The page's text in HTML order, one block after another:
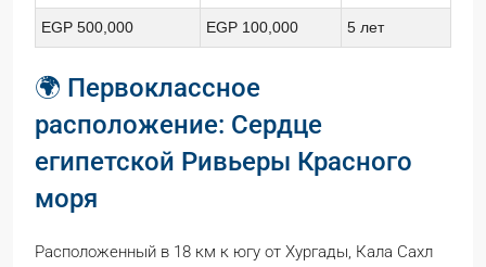
EGP 500,000 EGP 100,000 5 лет
🌍 Первоклассное
расположение: Сердце
египетской Ривьеры Красного
моря
Расположенный в 18 км к югу от Хургады, Кала Сахл